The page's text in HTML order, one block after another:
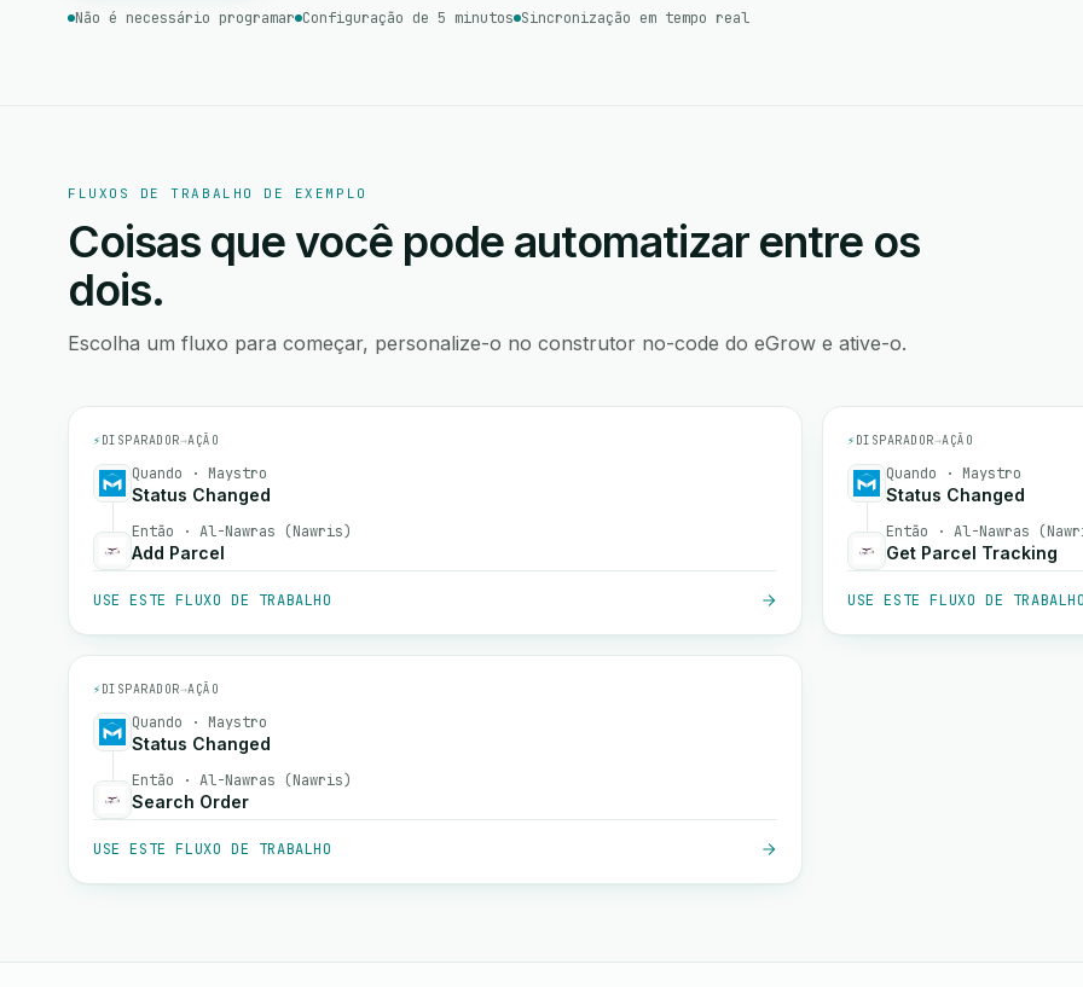
Não é necessário programar Configuração de 5 minutos Sincronização em tempo real
FLUXOS DE TRABALHO DE EXEMPLO
Coisas que você pode automatizar entre os
dois.
Escolha um fluxo para começar, personalize-o no construtor no-code do eGrow e ative-o.
⚡ DISPARADOR→AÇÃO
Quando · Maystro
Status Changed
Então · Al-Nawras (Nawris)
Add Parcel
USE ESTE FLUXO DE TRABALHO
⚡ DISPARADOR→AÇÃO
Quando · Maystro
Status Changed
Então · Al-Nawras
Get Parcel Tracking
USE ESTE FLUXO DE TRABALHO
⚡ DISPARADOR→AÇÃO
Quando · Maystro
Status Changed
Então · Al-Nawras (Nawris)
Search Order
USE ESTE FLUXO DE TRABALHO